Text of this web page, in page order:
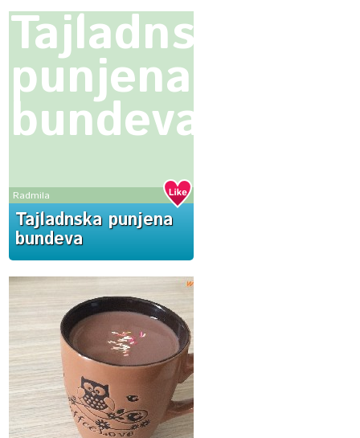
Tajladnska
punjena
bundeva
Radmila
Tajladnska punjena
bundeva